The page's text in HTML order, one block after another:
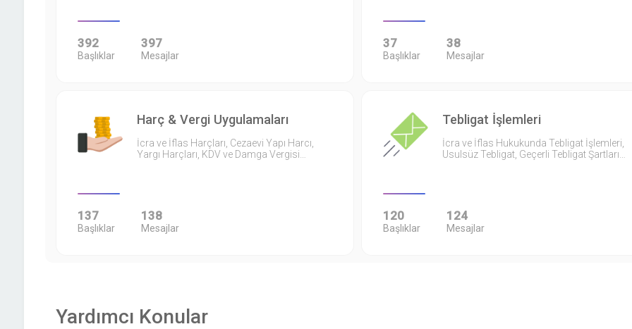
392
Başlıklar
397
Mesajlar
37
Başlıklar
38
Mesajlar
Harç & Vergi Uygulamaları
İcra ve İflas Harçları, Cezaevi Yapı Harcı,
Yargı Harçları, KDV ve Damga Vergisi…
137
Başlıklar
138
Mesajlar
Tebligat İşlemleri
İcra ve İflas Hukukunda Tebligat İşlemleri,
Usulsüz Tebligat, Geçerli Tebligat Şartları…
120
Başlıklar
124
Mesajlar
Yardımcı Konular